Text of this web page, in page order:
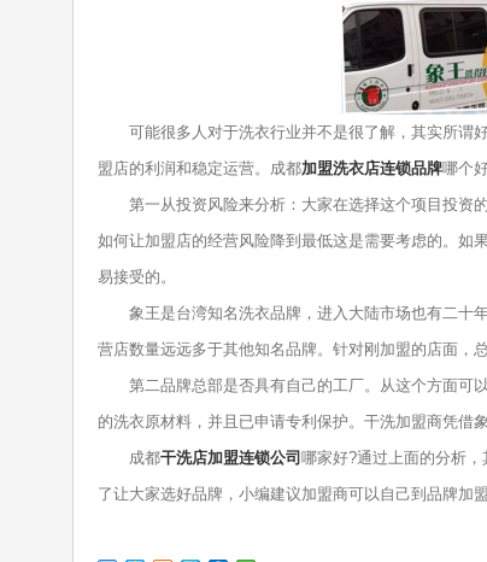
可能很多人对于洗衣行业并不是很了解，其实所谓好
盟店的利润和稳定运营。成都加盟洗衣店连锁品牌哪个
第一从投资风险来分析：大家在选择这个项目投资的
如何让加盟店的经营风险降到最低这是需要考虑的。如
易接受的。
象王是台湾知名洗衣品牌，进入大陆市场也有二十年
营店数量远远多于其他知名品牌。针对刚加盟的店面，
第二品牌总部是否具有自己的工厂。从这个方面可以
的洗衣原材料，并且已申请专利保护。干洗加盟商凭借
成都干洗店加盟连锁公司 哪家好?通过上面的分析
了让大家选好品牌，小编建议加盟商可以自己到品牌加